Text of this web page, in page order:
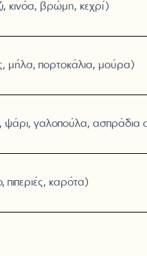
κινόα, βρώμη, κεχρί)
μήλα, πορτοκάλια, μούρα)
ψάρι, γαλοπούλα, ασπράδια
πιπεριές, καρότα)